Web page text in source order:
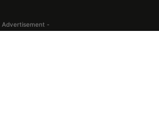
Advertisement -